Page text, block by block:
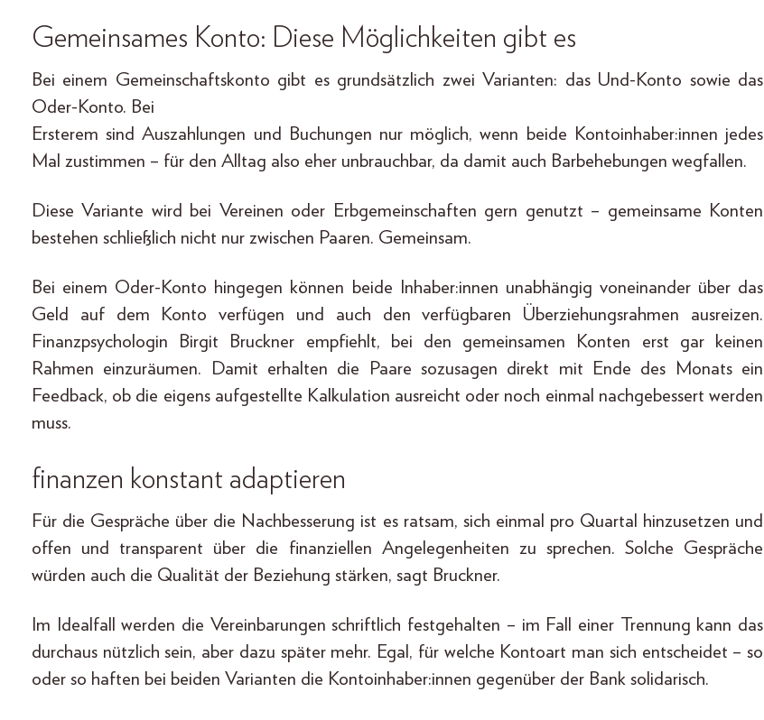
Gemeinsames Konto: Diese Möglichkeiten gibt es
Bei einem Gemeinschaftskonto gibt es grundsätzlich zwei Varianten: das Und-Konto sowie das
Oder-Konto. Bei
Ersterem sind Auszahlungen und Buchungen nur möglich, wenn beide Kontoinhaber:innen jedes
Mal zustimmen – für den Alltag also eher unbrauchbar, da damit auch Barbehebungen wegfallen.
Diese Variante wird bei Vereinen oder Erbgemeinschaften gern genutzt – gemeinsame Konten
bestehen schließlich nicht nur zwischen Paaren. Gemeinsam.
Bei einem Oder-Konto hingegen können beide Inhaber:innen unabhängig voneinander über das
Geld auf dem Konto verfügen und auch den verfügbaren Überziehungsrahmen ausreizen.
Finanzpsychologin Birgit Bruckner empfiehlt, bei den gemeinsamen Konten erst gar keinen
Rahmen einzuräumen. Damit erhalten die Paare sozusagen direkt mit Ende des Monats ein
Feedback, ob die eigens aufgestellte Kalkulation ausreicht oder noch einmal nachgebessert werden
muss.
finanzen konstant adaptieren
Für die Gespräche über die Nachbesserung ist es ratsam, sich einmal pro Quartal hinzusetzen und
offen und transparent über die finanziellen Angelegenheiten zu sprechen. Solche Gespräche
würden auch die Qualität der Beziehung stärken, sagt Bruckner.
Im Idealfall werden die Vereinbarungen schriftlich festgehalten – im Fall einer Trennung kann das
durchaus nützlich sein, aber dazu später mehr. Egal, für welche Kontoart man sich entscheidet – so
oder so haften bei beiden Varianten die Kontoinhaber:innen gegenüber der Bank solidarisch.